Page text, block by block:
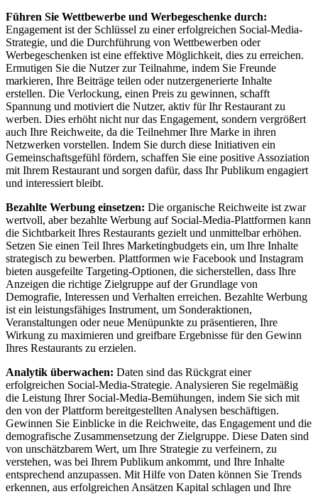
Führen Sie Wettbewerbe und Werbegeschenke durch:
Engagement ist der Schlüssel zu einer erfolgreichen Social-Media-
Strategie, und die Durchführung von Wettbewerben oder
Werbegeschenken ist eine effektive Möglichkeit, dies zu erreichen.
Ermutigen Sie die Nutzer zur Teilnahme, indem Sie Freunde
markieren, Ihre Beiträge teilen oder nutzergenerierte Inhalte
erstellen. Die Verlockung, einen Preis zu gewinnen, schafft
Spannung und motiviert die Nutzer, aktiv für Ihr Restaurant zu
werben. Dies erhöht nicht nur das Engagement, sondern vergrößert
auch Ihre Reichweite, da die Teilnehmer Ihre Marke in ihren
Netzwerken vorstellen. Indem Sie durch diese Initiativen ein
Gemeinschaftsgefühl fördern, schaffen Sie eine positive Assoziation
mit Ihrem Restaurant und sorgen dafür, dass Ihr Publikum engagiert
und interessiert bleibt.
Bezahlte Werbung einsetzen: Die organische Reichweite ist zwar
wertvoll, aber bezahlte Werbung auf Social-Media-Plattformen kann
die Sichtbarkeit Ihres Restaurants gezielt und unmittelbar erhöhen.
Setzen Sie einen Teil Ihres Marketingbudgets ein, um Ihre Inhalte
strategisch zu bewerben. Plattformen wie Facebook und Instagram
bieten ausgefeilte Targeting-Optionen, die sicherstellen, dass Ihre
Anzeigen die richtige Zielgruppe auf der Grundlage von
Demografie, Interessen und Verhalten erreichen. Bezahlte Werbung
ist ein leistungsfähiges Instrument, um Sonderaktionen,
Veranstaltungen oder neue Menüpunkte zu präsentieren, Ihre
Wirkung zu maximieren und greifbare Ergebnisse für den Gewinn
Ihres Restaurants zu erzielen.
Analytik überwachen: Daten sind das Rückgrat einer
erfolgreichen Social-Media-Strategie. Analysieren Sie regelmäßig
die Leistung Ihrer Social-Media-Bemühungen, indem Sie sich mit
den von der Plattform bereitgestellten Analysen beschäftigen.
Gewinnen Sie Einblicke in die Reichweite, das Engagement und die
demografische Zusammensetzung der Zielgruppe. Diese Daten sind
von unschätzbarem Wert, um Ihre Strategie zu verfeinern, zu
verstehen, was bei Ihrem Publikum ankommt, und Ihre Inhalte
entsprechend anzupassen. Mit Hilfe von Daten können Sie Trends
erkennen, aus erfolgreichen Ansätzen Kapital schlagen und Ihre